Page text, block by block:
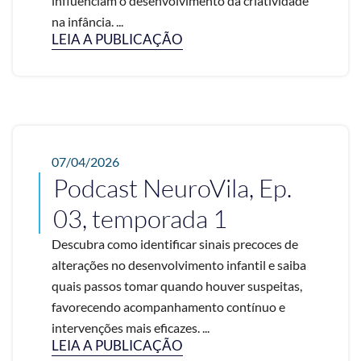
na infância. ...
LEIA A PUBLICAÇÃO
07/04/2026
Podcast NeuroVila, Ep.
03, temporada 1
Descubra como identificar sinais precoces de
alterações no desenvolvimento infantil e saiba
quais passos tomar quando houver suspeitas,
favorecendo acompanhamento contínuo e
intervenções mais eficazes. ...
LEIA A PUBLICAÇÃO